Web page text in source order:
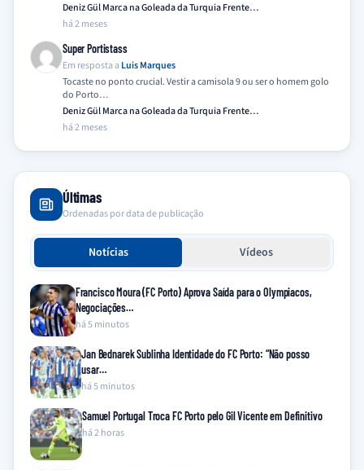
Deniz Gül Marca na Goleada da Turquia Frente…
há 2 meses
Super Portistass
Em resposta a Luis Marques
Tocaste no ponto crucial. Vestir a camisola 9 ou ser o homem golo
do Porto…
Deniz Gül Marca na Goleada da Turquia Frente…
há 2 meses
Últimas
Ordenadas por data de publicação
Notícias Vídeos
Francisco Moura (FC Porto) Aprova Saída para o Olympiacos,
Negociações…
há 5 minutos
Jan Bednarek Sublinha Identidade do FC Porto: “Não posso
usar…
há 5 minutos
Samuel Portugal Troca FC Porto pelo Gil Vicente em Definitivo
há 2 horas